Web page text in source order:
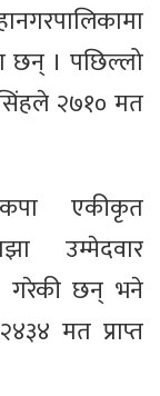
छन् । पछिल्लो
२७१० मत
एकीकृत
उम्मेदवार
गरेकी छन् भने
मत प्राप्त